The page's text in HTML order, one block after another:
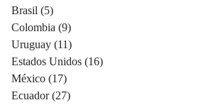
Brasil (5)
Colombia (9)
Uruguay (11)
Estados Unidos (16)
México (17)
Ecuador (27)